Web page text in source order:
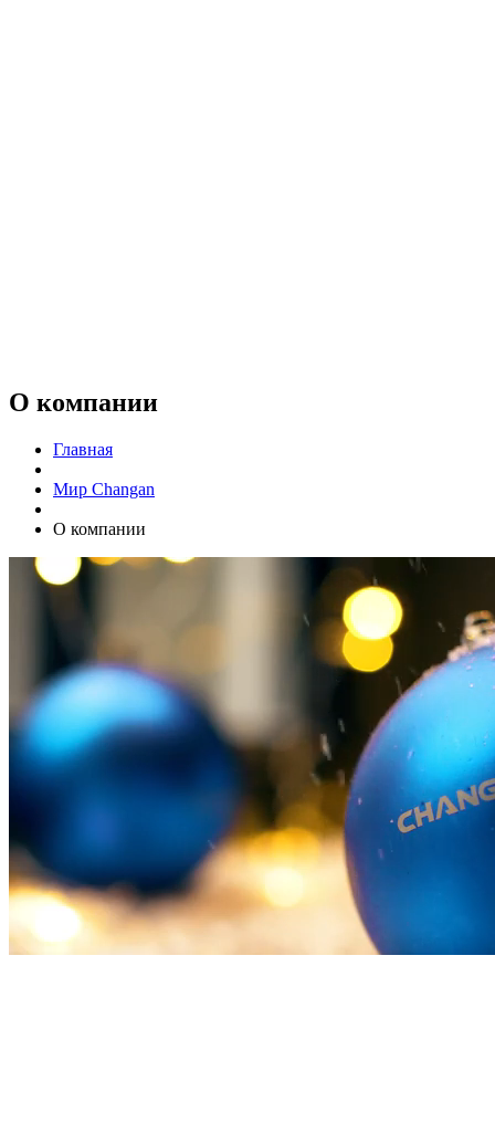
О компании
Главная
Мир Changan
О компании